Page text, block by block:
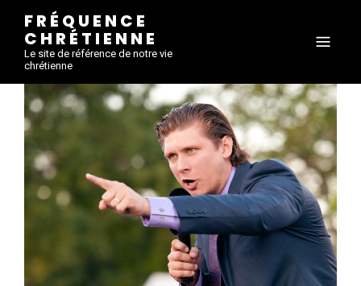
FRÉQUENCE
CHRÉTIENNE
Le site de référence de notre vie
chrétienne